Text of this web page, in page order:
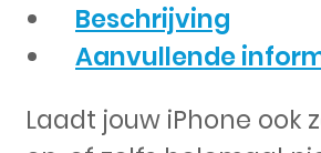
Beschrijving
Aanvullende
Laadt jouw iPhone ook